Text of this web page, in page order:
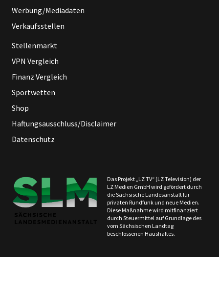
Werbung/Mediadaten
Verkaufsstellen
Stellenmarkt
VPN Vergleich
Finanz Vergleich
Sportwetten
Shop
Haftungsausschluss/Disclaimer
Datenschutz
Das Projekt „LZ TV“ (LZ Television) der
LZ Medien GmbH wird gefördert durch
die Sächsische Landesanstalt für
privaten Rundfunk und neue Medien.
Diese Maßnahme wird mitfinanziert
durch Steuermittel auf Grundlage des
vom Sächsischen Landtag
beschlossenen Haushaltes.